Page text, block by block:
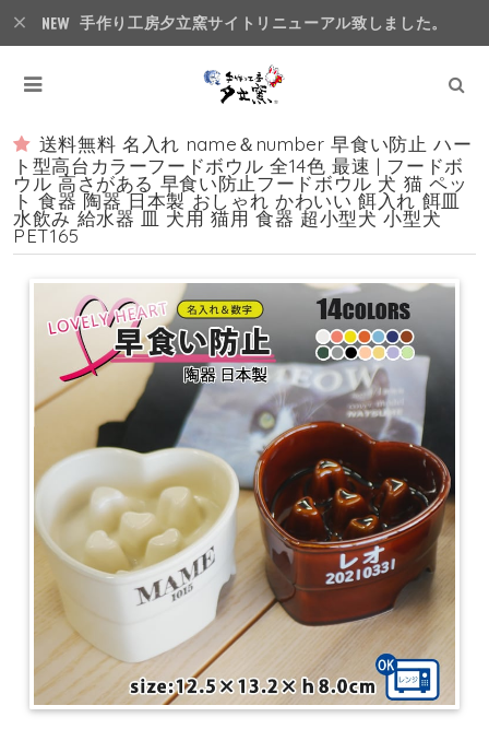
手作り工房夕立窯サイトリニューアル致しました。
送料無料 名入れ name＆number 早食い防止 ハー
ト型高台カラーフードボウル 全14色 最速 | フードボ
ウル 高さがある 早食い防止フードボウル 犬 猫 ペッ
ト 食器 陶器 日本製 おしゃれ かわいい 餌入れ 餌皿
水飲み 給水器 皿 犬用 猫用 食器 超小型犬 小型犬
PET165